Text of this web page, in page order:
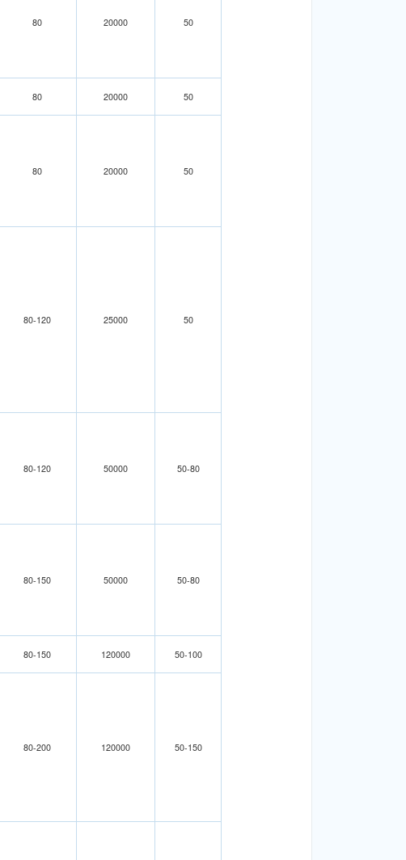
80 20000 50
80 20000 50
80 20000 50
80-120 25000 50
80-120 50000 50-80
80-150 50000 50-80
80-150 120000 50-100
80-200 120000 50-150